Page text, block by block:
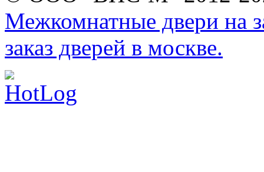
Межкомнатные двери на
заказ дверей в москве.